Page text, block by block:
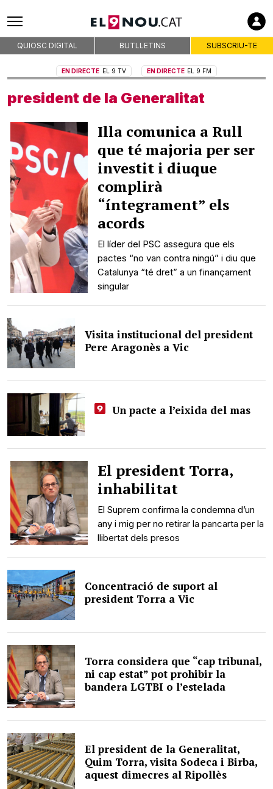
QUIOSC DIGITAL BUTLLETINS SUBSCRIU-TE
EN DIRECTE EL 9 TV EN DIRECTE EL 9 FM
president de la Generalitat
Illa comunica a Rull
que té majoria per ser
investit i diuque
complirà
“íntegrament” els
acords
El líder del PSC assegura que els
pactes “no van contra ningú” i diu que
Catalunya “té dret” a un finançament
singular
Visita institucional del president
Pere Aragonès a Vic
Un pacte a l’eixida del mas
El president Torra,
inhabilitat
El Suprem confirma la condemna d’un
any i mig per no retirar la pancarta per la
llibertat dels presos
Concentració de suport al
president Torra a Vic
Torra considera que “cap tribunal,
ni cap estat” pot prohibir la
bandera LGTBI o l’estelada
El president de la Generalitat,
Quim Torra, visita Sodeca i Birba,
aquest dimecres al Ripollès